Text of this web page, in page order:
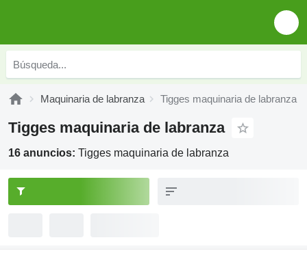
Maquinaria de labranza Tigges maquinaria de labranza
Tigges maquinaria de labranza
16 anuncios: Tigges maquinaria de labranza